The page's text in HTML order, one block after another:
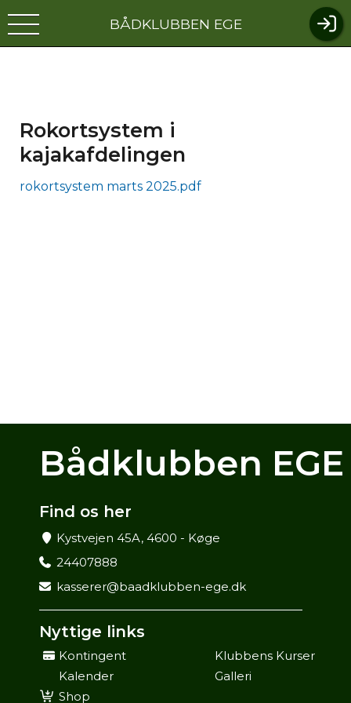
BÅDKLUBBEN EGE
Rokortsystem i
kajakafdelingen
rokortsystem marts 2025.pdf
Bådklubben EGE
Find os her
Kystvejen 45A, 4600 - Køge
24407888
kasserer@baadklubben-ege.dk
Nyttige links
Kontingent
Klubbens Kurser
Kalender
Galleri
Shop